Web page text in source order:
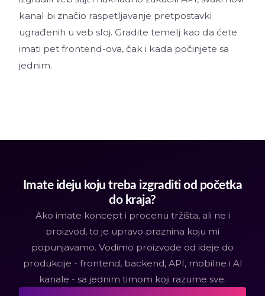
kanal bi značio raspetljavanje pretpostavki
ugrađenih u veb sloj. Gradite temelj kao da ćete
imati pet frontend-ova, čak i kada počinjete sa
jednim.
Imate ideju koju treba izgraditi od početka
do kraja?
Ako imate koncept i procenu tržišta, ali ne i
proizvod, to je upravo praznina koju mi
popunjavamo. Vodimo proizvode od ideje do
produkcije - frontend, backend, API, mobilne i AI
kanale - sa jednim timom koji razume sve.